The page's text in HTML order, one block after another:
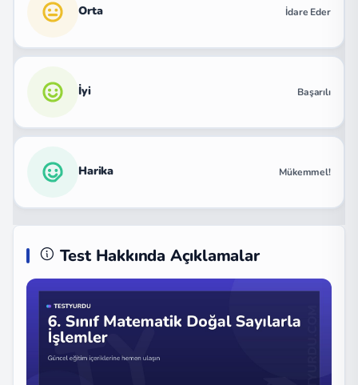
Orta İdare Eder
İyi Başarılı
Harika Mükemmel!
Test Hakkında Açıklamalar